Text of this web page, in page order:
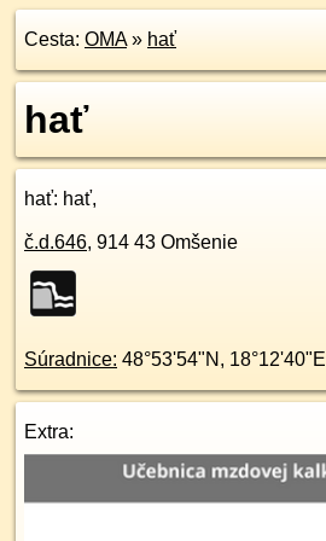
Cesta: OMA» hať
hať
hať: hať,
č.d.646, 914 43 Omšenie
Súradnice: 48°53'54"N , 18°12'40"E
Extra: